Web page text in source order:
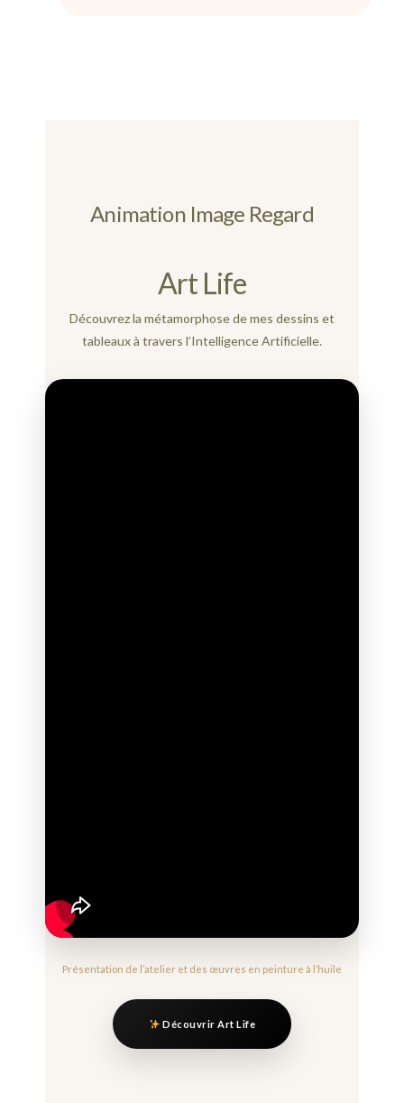
Animation Image Regard
Art Life
Découvrez la métamorphose de mes dessins et
tableaux à travers l’Intelligence Artificielle.
Présentation de l’atelier et des œuvres en peinture à l’huile
Découvrir Art Life